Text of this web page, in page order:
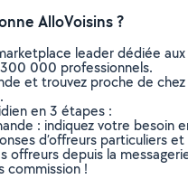
AlloVoisins ?
leader dédiée
000 professionnels.
et trouvez proche de
en 3 étapes :
: indiquez votre besoin
d’offreurs particuliers
offreurs depuis la
commission !